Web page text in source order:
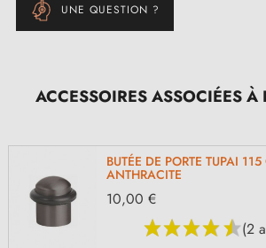
UNE QUESTION ?
ACCESSOIRES ASSOCIÉES
BUTÉE DE PORTE TUPAI
ANTHRACITE
(2
10,00 €